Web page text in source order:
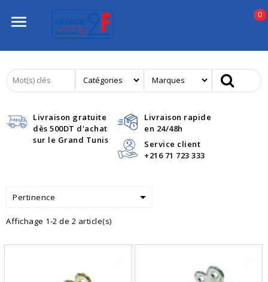
 0
Livraison gratuite
dès 500DT d'achat
sur le Grand Tunis
Livraison rapide
en 24/48h
Service client
+216 71 723 333
Pertinence 
Affichage 1-2 de 2 article(s)